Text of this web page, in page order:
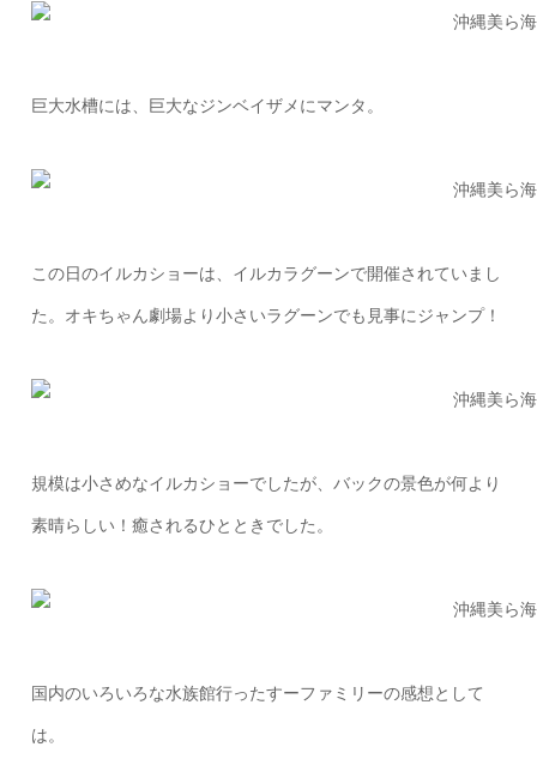
巨大水槽には、巨大なジンベイザメにマンタ。
この日のイルカショーは、イルカラグーンで開催されていまし
た。オキちゃん劇場より小さいラグーンでも見事にジャンプ！
規模は小さめなイルカショーでしたが、バックの景色が何より
素晴らしい！癒されるひとときでした。
国内のいろいろな水族館行ったすーファミリーの感想として
は。